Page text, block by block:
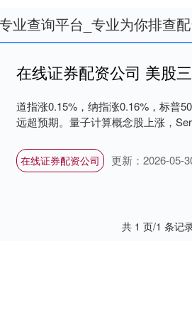
业查询平台_专业为你排查
在线证券配资公司 美股
道指涨0.15%，纳指涨0.16%，标普
远超预期。量子计算概念股上涨，
在线证券配资公司 更新：2026-05-
共 1 页/1 条记